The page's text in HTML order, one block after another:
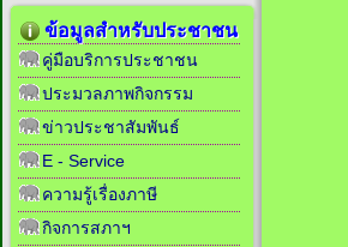
ข้อมูลสำหรับประชาชน
คู่มือบริการประชาชน
ประมวลภาพกิจกรรม
ข่าวประชาสัมพันธ์
E - Service
ความรู้เรื่องภาษี
กิจการสภาฯ